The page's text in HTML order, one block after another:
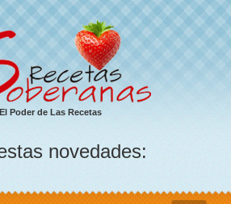
El Poder de Las Recetas
novedades: